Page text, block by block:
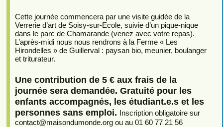
Cette journée commencera par une visite guidée de la
Verrerie d’art de Soisy-sur-Ecole, suivie d’un pique-nique
dans le parc de Chamarande (venez avec votre repas).
L’après-midi nous nous rendrons à la Ferme « Les
Hirondelles » de Guillerval : paysan bio, meunier, boulanger
et triturateur.
Une contribution de 5 € aux frais de la
journée sera demandée. Gratuité pour les
enfants accompagnés, les étudiant.e.s et les
personnes sans emploi. Inscription obligatoire sur
contact@maisondumonde.org ou au 01 60 77 21 56